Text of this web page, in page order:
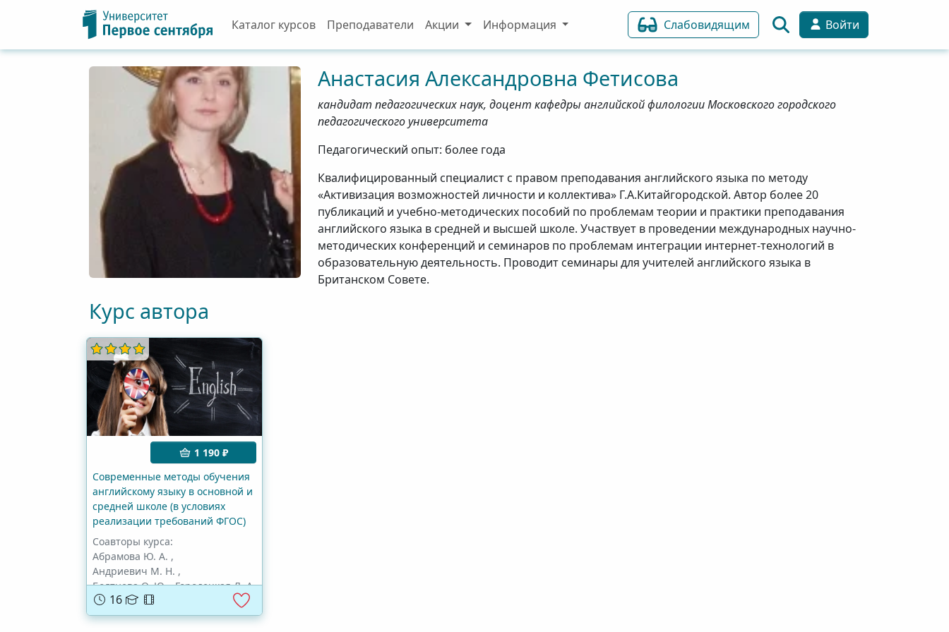
Каталог курсов Преподаватели Акции Информация Слабовидящим Войти
Анастасия Александровна Фетисова
кандидат педагогических наук, доцент кафедры английской филологии Московского городского
педагогического университета
Педагогический опыт: более года
Квалифицированный специалист с правом преподавания английского языка по методу
«Активизация возможностей личности и коллектива» Г.А.Китайгородской. Автор более 20
публикаций и учебно-методических пособий по проблемам теории и практики преподавания
английского языка в средней и высшей школе. Участвует в проведении международных научно-
методических конференций и семинаров по проблемам интеграции интернет-технологий в
образовательную деятельность. Проводит семинары для учителей английского языка в
Британском Совете.
Курс автора
1 190 ₽
Современные методы обучения
английскому языку в основной и
средней школе (в условиях
реализации требований ФГОС)
Соавторы курса:
Абрамова Ю. А. ,
Андриевич М. Н. ,
Болтнева О. Ю.,Городецкая Л. А.
16